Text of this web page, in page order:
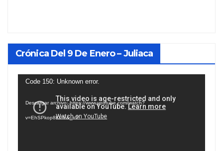
Crónica Del 9 De Enero – Juliaca
Reproductor
vídeo
Code 150: Unknown error.
Descargar archivo: https://www.youtube.com/watch?
v=EhSPkop8KPY&_=2